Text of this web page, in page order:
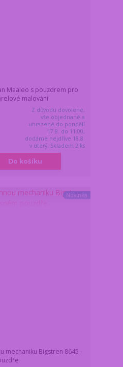
Maaleo s pouzdrem pro
malování
Z důvodu dovolené,
vše objednané a
uhrazené do pondělí
17.8. do 11:00,
dodáme nejdříve 18.8.
v úterý. Skladem 2 ks
Do košíku
Novinka
mechaniku Bigstren 8645 -